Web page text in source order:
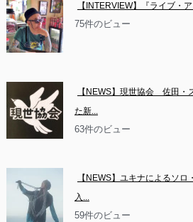
【INTERVIEW】『ライブ・
75件のビュー
【NEWS】現世協会　佐田
た新...
63件のビュー
【NEWS】ユキナによるソ
入...
59件のビュー